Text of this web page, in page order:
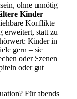
ohne unnötig
Kinder
Konflikte
erweitert, statt zu
Kinder in
gern – sie
oder Szenen
oder gut
Für abends